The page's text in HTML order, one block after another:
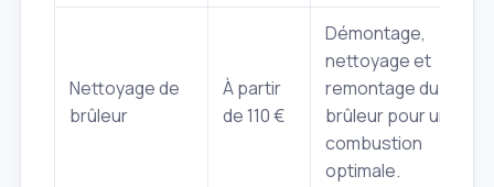
Nettoyage de
brûleur
À partir
de 110 €
Démontage,
nettoyage et
remontage du
brûleur pour une
combustion
optimale.